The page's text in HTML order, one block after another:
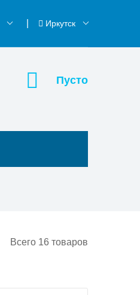
Иркутск
Пусто
Всего 16 товаров